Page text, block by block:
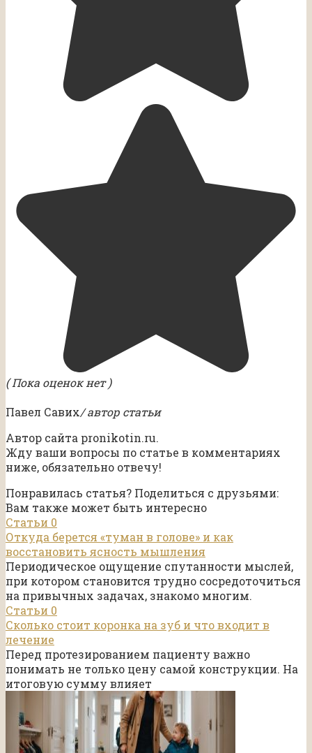
( Пока оценок нет )
Павел Савих/ автор статьи
Автор сайта pronikotin.ru.
Жду ваши вопросы по статье в комментариях
ниже, обязательно отвечу!
Понравилась статья? Поделиться с друзьями:
Вам также может быть интересно
Статьи 0
Откуда берется «туман в голове» и как
восстановить ясность мышления
Периодическое ощущение спутанности мыслей,
при котором становится трудно сосредоточиться
на привычных задачах, знакомо многим.
Статьи 0
Сколько стоит коронка на зуб и что входит в
лечение
Перед протезированием пациенту важно
понимать не только цену самой конструкции. На
итоговую сумму влияет